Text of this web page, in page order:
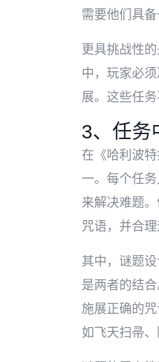
需要他们具
更具挑战性
中，玩家必
展。这些任
3、任务
在《哈利波
一。每个任
来解决难题
咒语，并合
其中，谜题
是两者的结
施展正确的
如飞天扫帚